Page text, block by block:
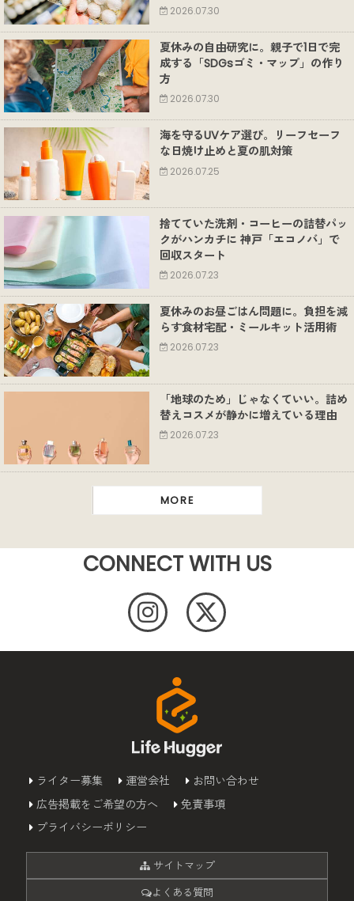
2026.07.30
夏休みの自由研究に。親子で1日で完
成する「SDGsゴミ・マップ」の作り
方
2026.07.30
海を守るUVケア選び。リーフセーフ
な日焼け止めと夏の肌対策
2026.07.25
捨てていた洗剤・コーヒーの詰替パッ
クがハンカチに 神戸「エコノバ」で
回収スタート
2026.07.23
夏休みのお昼ごはん問題に。負担を減
らす食材宅配・ミールキット活用術
2026.07.23
「地球のため」じゃなくていい。詰め
替えコスメが静かに増えている理由
2026.07.23
MORE
CONNECT WITH US
ライター募集 運営会社
お問い合わせ
広告掲載をご希望の方へ
免責事項
プライバシーポリシー
サイトマップ
よくある質問